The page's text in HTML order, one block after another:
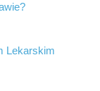
Lekarskim